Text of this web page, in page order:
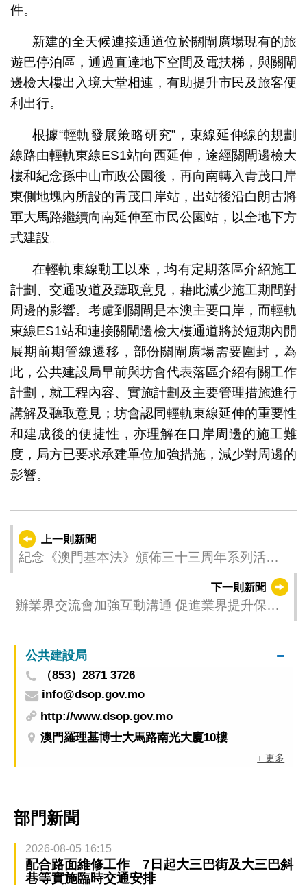
件。
新建的全天候連接通道位於關閘廣場現有的旅
遊巴停泊區，通過直達地下空間及電扶梯，與關閘
邊檢大樓出入境大堂相連，有助提升市民及旅客便
利出行。
根據“輕軌發展策略研究”，東線延伸線的規劃
線路由輕軌東線ES1站向西延伸，途經關閘邊檢大
樓和紀念孫中山市政公園後，再向南轉入青茂口岸
東側地塊內所設的青茂口岸站，出站後沿白朗古將
軍大馬路繼續向南延伸至市民公園站，以全地下方
式建設。
在輕軌東線動工以來，均有定期落區介紹施工
計劃、交通改道及聽取意見，藉此減少施工期間對
周邊的影響。考慮到關閘是本澳主要口岸，而輕軌
東線ES1站和連接關閘邊檢大樓通道將於短期內開
展期前期管線遷移，部份關閘廣場需要圍封，為
此，公共建設局早前與坊會代表落區介紹有關工作
計劃，就工程內容、實施計劃及主要管理措施進行
講解及聽取意見；坊會認同輕軌東線延伸的重要性
和建成後的便捷性，亦理解在口岸周邊的施工難
度，局方已要求承建單位加強措施，減少對周邊的
影響。
上一則新聞
紀念《澳門基本法》頒佈三十三周年系列活動
下一則新聞
辦業界交流會加強互動溝通 促進業界提升保檢
公共建設局
（853）2871 3726
info@dsop.gov.mo
http://www.dsop.gov.mo
澳門羅理基博士大馬路南光大廈10樓
+ 更多
部門新聞
2026-08-05 16:15
配合路面維修工作 7日起大三巴街及大三巴斜
巷等實施臨時交通安排